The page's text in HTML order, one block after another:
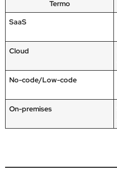
Termo
SaaS
Cloud
No-code/Low-code
On-premises